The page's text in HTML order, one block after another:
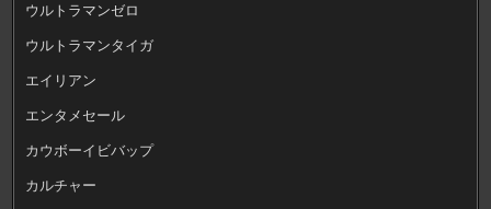
ウルトラマンゼロ
ウルトラマンタイガ
エイリアン
エンタメセール
カウボーイビバップ
カルチャー